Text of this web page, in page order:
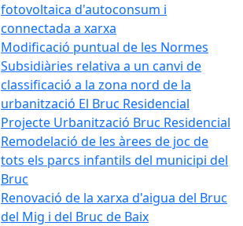
fotovoltaica d'autoconsum i
connectada a xarxa
Modificació puntual de les Normes
Subsidiàries relativa a un canvi de
classificació a la zona nord de la
urbanització El Bruc Residencial
Projecte Urbanització Bruc Residencial
Remodelació de les àrees de joc de
tots els parcs infantils del municipi del
Bruc
Renovació de la xarxa d'aigua del Bruc
del Mig i del Bruc de Baix